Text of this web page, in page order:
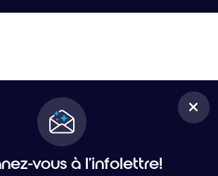
vous à l'infolettre!